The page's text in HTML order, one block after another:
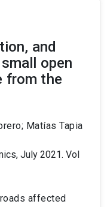
and
open
from the
Matías Tapia
July 2021. Vol
affected